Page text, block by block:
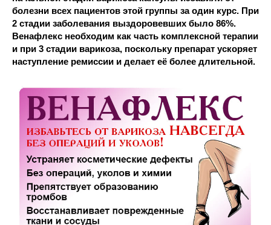
болезни всех пациентов этой группы за один курс. При
2 стадии заболевания выздоровевших было 86%.
Венафлекс необходим как часть комплексной терапии
и при 3 стадии варикоза, поскольку препарат ускоряет
наступление ремиссии и делает её более длительной.